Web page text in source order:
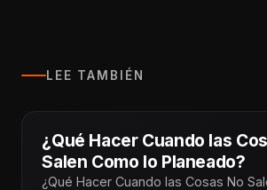
LEE TAMBIÉN
¿Qué Hacer Cuando las
Salen Como lo Planeado?
¿Qué Hacer Cuando las Cosas No